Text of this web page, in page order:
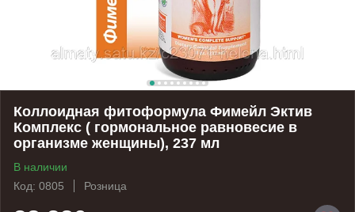
Коллоидная фитоформула Фимейл Эктив
Комплекс ( гормональное равновесие в
организме женщины), 237 мл
В наличии
Код: 0805
Розница